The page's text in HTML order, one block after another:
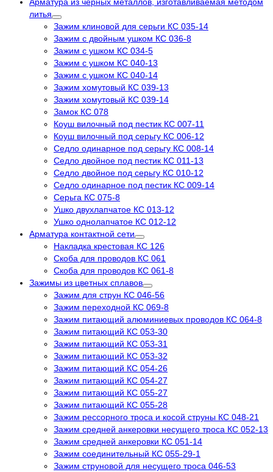
литья
Зажим клиновой для серьги КС 035-14
Зажим с двойным ушком КС 036-8
Зажим с ушком КС 034-5
Зажим с ушком КС 040-13
Зажим с ушком КС 040-14
Зажим хомутовый КС 039-13
Зажим хомутовый КС 039-14
Замок КС 078
Коуш вилочный под пестик КС 007-11
Коуш вилочный под серьгу КС 006-12
Седло одинарное под серьгу КС 008-14
Седло двойное под пестик КС 011-13
Седло двойное под серьгу КС 010-12
Седло одинарное под пестик КС 009-14
Серьга КС 075-8
Ушко двухлапчатое КС 013-12
Ушко однолапчатое КС 012-12
Арматура контактной сети
Накладка крестовая КС 126
Скоба для проводов КС 061
Скоба для проводов КС 061-8
Зажимы из цветных сплавов
Зажим для струн КС 046-56
Зажим переходной КС 069-8
Зажим питающий алюминиевых проводов КС 064-8
Зажим питающий КС 053-30
Зажим питающий КС 053-31
Зажим питающий КС 053-32
Зажим питающий КС 054-26
Зажим питающий КС 054-27
Зажим питающий КС 055-27
Зажим питающий КС 055-28
Зажим рессорного троса и косой струны КС 048-21
Зажим средней анкеровки несущего троса КС 052-13
Зажим средней анкеровки КС 051-14
Зажим соединительный КС 055-29-1
Зажим струновой для несущего троса 046-53